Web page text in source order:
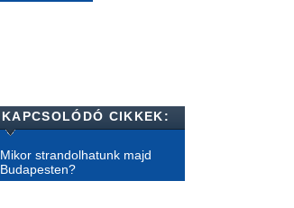
KAPCSOLÓDÓ CIKKEK:
Mikor strandolhatunk majd
Budapesten?